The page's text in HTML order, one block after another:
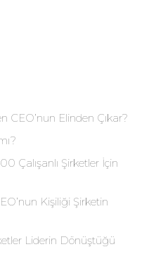
CEO’nun Elinden Çıkar?
Çalışanlı Şirketler İçin
Kişiliği Şirketin
Liderin Dönüştüğü